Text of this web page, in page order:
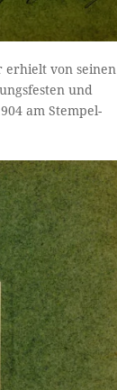
erhielt von seinen
und
am Stempel-